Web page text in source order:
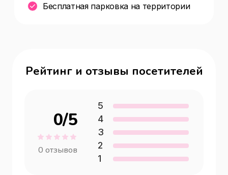
Бесплатная парковка на территории
Рейтинг и отзывы посетителей
0/5
0 отзывов
5
4
3
2
1